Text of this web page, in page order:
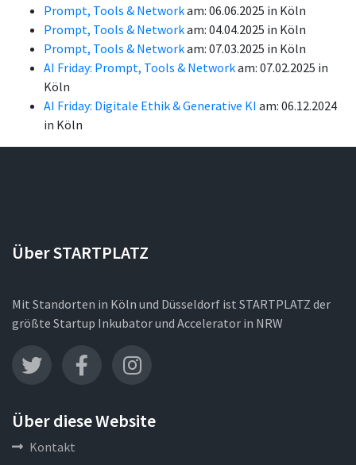
Prompt, Tools & Networkam: 06.06.2025 in Köln
Prompt, Tools & Networkam: 04.04.2025 in Köln
Prompt, Tools & Networkam: 07.03.2025 in Köln
AI Friday: Prompt, Tools & Networkam: 07.02.2025 in
Köln
AI Friday: Digitale Ethik & Generative KI am: 06.12.2024
in Köln
Über STARTPLATZ
Mit Standorten in Köln und Düsseldorf ist STARTPLATZ der
größte Startup Inkubator und Accelerator in NRW
Über diese Website
Kontakt